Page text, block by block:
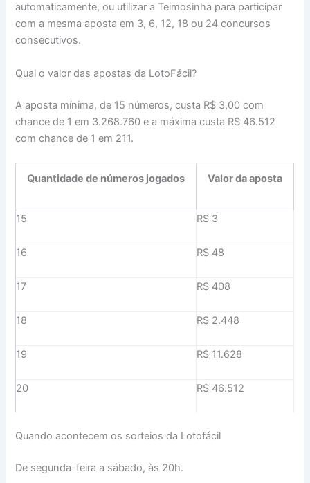
automaticamente, ou utilizar a Teimosinha para participar
com a mesma aposta em 3, 6, 12, 18 ou 24 concursos
consecutivos.
Qual o valor das apostas da LotoFácil?
A aposta mínima, de 15 números, custa R$ 3,00 com
chance de 1 em 3.268.760 e a máxima custa R$ 46.512
com chance de 1 em 211.
Quantidade de números jogados Valor da aposta
15 R$ 3
16 R$ 48
17 R$ 408
18 R$ 2.448
19 R$ 11.628
20 R$ 46.512
Quando acontecem os sorteios da Lotofácil
De segunda-feira a sábado, às 20h.